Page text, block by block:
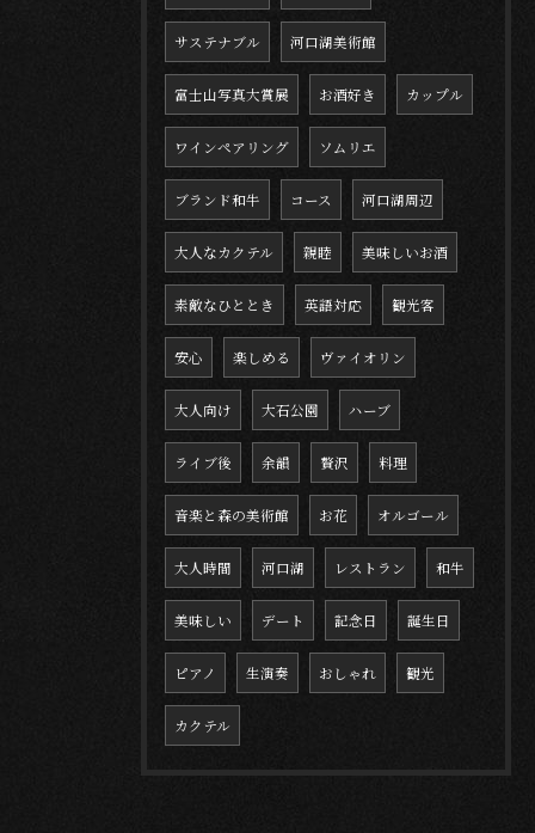
サステナブル 河口湖美術館
富士山写真大賞展 お酒好き カップル
ワインペアリング ソムリエ
ブランド和牛 コース 河口湖周辺
大人なカクテル 親睦 美味しいお酒
素敵なひととき 英語対応 観光客
安心 楽しめる ヴァイオリン
大人向け 大石公園 ハーブ
ライブ後 余韻 贅沢 料理
音楽と森の美術館 お花 オルゴール
大人時間 河口湖 レストラン 和牛
美味しい デート 記念日 誕生日
ピアノ 生演奏 おしゃれ 観光
カクテル